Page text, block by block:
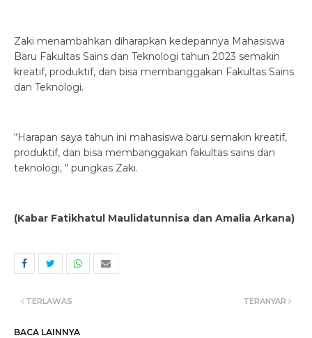
Zaki menambahkan diharapkan kedepannya Mahasiswa
Baru Fakultas Sains dan Teknologi tahun 2023 semakin
kreatif, produktif, dan bisa membanggakan Fakultas Sains
dan Teknologi.
“Harapan saya tahun ini mahasiswa baru semakin kreatif,
produktif, dan bisa membanggakan fakultas sains dan
teknologi, " pungkas Zaki.
(Kabar Fatikhatul Maulidatunnisa dan Amalia Arkana)
TERANYAR
TERLAWAS
BACA LAINNYA